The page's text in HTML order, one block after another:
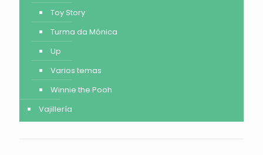
Toy Story
Turma da Mónica
Up
Varios temas
Winnie the Pooh
Vajillería